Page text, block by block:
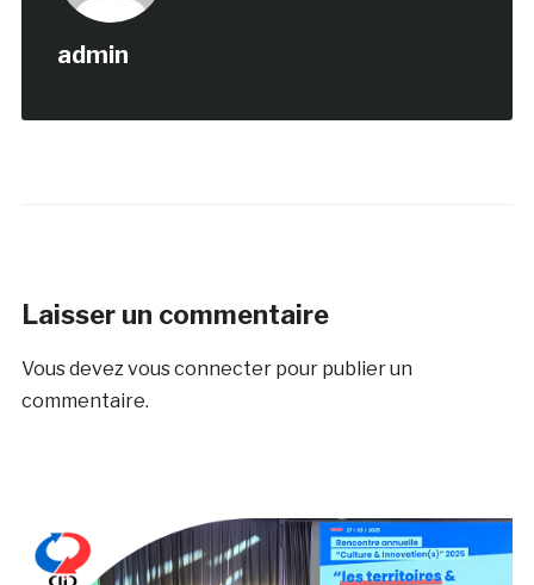
admin
Laisser un commentaire
Vous devezvous connecterpour publier un
commentaire.